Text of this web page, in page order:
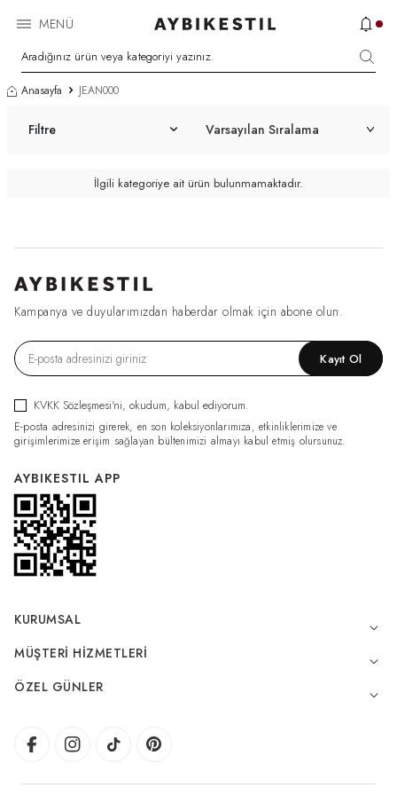
MENÜ
Anasayfa JEAN000
Filtre
İlgili kategoriye ait ürün bulunmamaktadır.
Kampanya ve duyularımızdan haberdar olmak için abone olun.
Kayıt Ol
KVKK Sözleşmesi'ni, okudum, kabul ediyorum.
E-posta adresinizi girerek, en son koleksiyonlarımıza, etkinliklerimize ve
girişimlerimize erişim sağlayan bültenimizi almayı kabul etmiş olursunuz.
AYBIKESTIL APP
KURUMSAL
MÜŞTERI HIZMETLERI
ÖZEL GÜNLER